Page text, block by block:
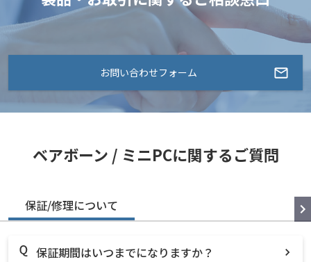
お問い合わせフォーム
ベアボーン / ミニPCに関するご質問
保証/修理について
保証期間はいつまでになりますか？